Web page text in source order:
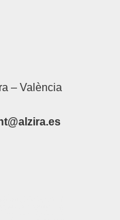
– València